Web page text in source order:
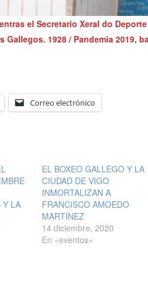
el Secretario Xeral do
1928 / Pandemia 2019,
Correo electrónico
Y LA
EL BOXEO GALLEGO Y LA
CIUDAD DE VIGO
INMORTALIZAN A
FRANCISCO AMOEDO
MARTÍNEZ
14 diciembre, 2020
En «eventos»